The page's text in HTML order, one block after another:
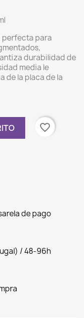
perfecta para
durabilidad de
media le
de la placa de la
favorite_border
de pago
/ 48-96h